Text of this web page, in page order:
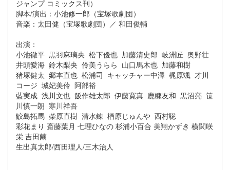
ジャンプ コミックス刊）
脚本/演出：小池修一郎（宝塚歌劇団）
音楽：太田健（宝塚歌劇団）／ 和田俊輔
出演：
小池徹平 黒羽麻璃央 松下優也 加藤清史郎 岐洲匠 奥野壮
井頭愛海 鈴木梨央 伶美うらら 山口馬木也 加藤和樹
猪塚健太 郷本直也 松浦司 キャッチャー中澤 梶原颯 才川
コージ 城妃美伶 阿部裕
藍実成 浅川文也 飯作雄太郎 伊藤寛真 鹿糠友和 黒沼亮 笹
川慎一朗 寒川祥吾
鮫島拓馬 柴原直樹 清水錬 楢原じゅんや 西村聡
彩花まり 斎藤葉月 七理ひなの 杉浦小百合 美翔かずき 横関咲
栄 吉田繭
生出真太郎/西田理人/三木治人